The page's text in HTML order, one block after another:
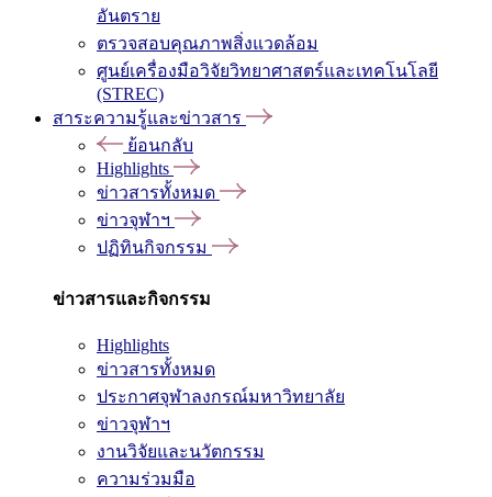
อันตราย
ตรวจสอบคุณภาพสิ่งแวดล้อม
ศูนย์เครื่องมือวิจัยวิทยาศาสตร์และเทคโนโลยี
(STREC)
สาระความรู้และข่าวสาร
ย้อนกลับ
Highlights
ข่าวสารทั้งหมด
ข่าวจุฬาฯ
ปฏิทินกิจกรรม
ข่าวสารและกิจกรรม
Highlights
ข่าวสารทั้งหมด
ประกาศจุฬาลงกรณ์มหาวิทยาลัย
ข่าวจุฬาฯ
งานวิจัยและนวัตกรรม
ความร่วมมือ